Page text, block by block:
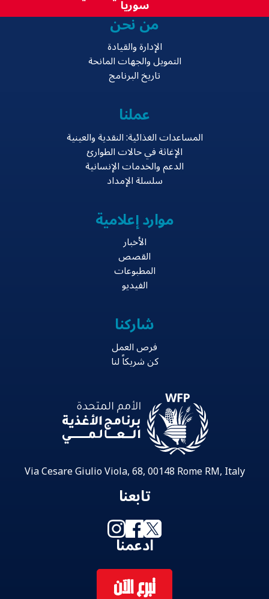
سوريا
من نحن
الإدارة والقيادة
التمويل والجهات المانحة
تاريخ البرنامج
عملنا
المساعدات الغذائية: النقدية والعينية
الإغاثة في حالات الطوارئ
الدعم والخدمات الإنسانية
سلسلة الإمداد
موارد إعلامية
الأخبار
القصص
المطبوعات
الفيديو
شاركنا
فرص العمل
كن شريكاً لنا
Via Cesare Giulio Viola, 68, 00148 Rome RM, Italy
تابعنا
ادعمنا
تبرع الآن